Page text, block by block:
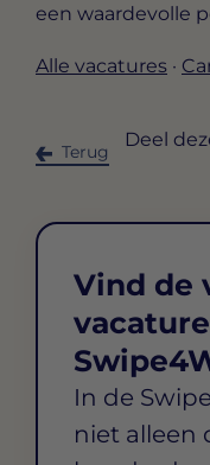
een waardevolle
Alle vacatures ·
Terug
Deel
Vind de
In de
niet alleen